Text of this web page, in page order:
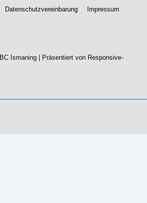
Datenschutzvereinbarung Impressum
BC Ismaning | Präsentiert von Responsive-